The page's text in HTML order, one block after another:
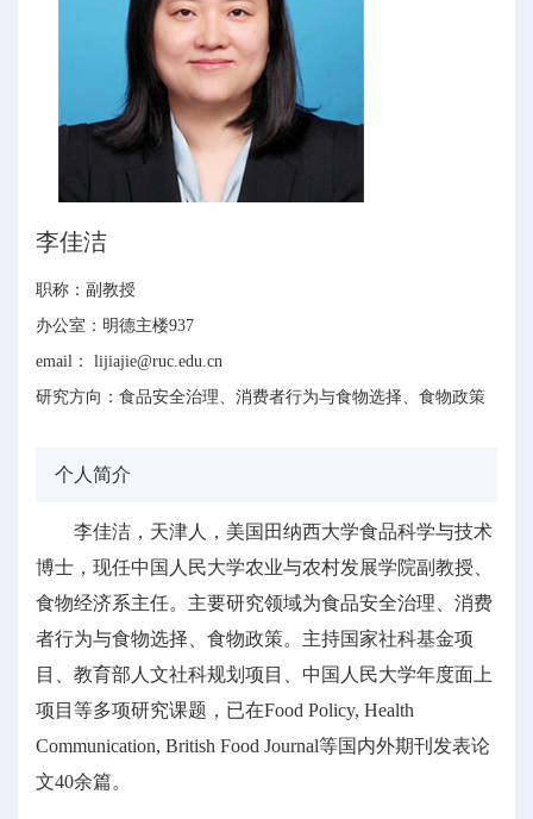
李佳洁
职称：副教授
办公室：明德主楼937
email： lijiajie@ruc.edu.cn
研究方向：食品安全治理、消费者行为与食物选择、食物政策
个人简介
李佳洁，天津人，美国田纳西大学食品科学与技术
博士，现任中国人民大学农业与农村发展学院副教授、
食物经济系主任。主要研究领域为食品安全治理、消费
者行为与食物选择、食物政策。主持国家社科基金项
目、教育部人文社科规划项目、中国人民大学年度面上
项目等多项研究课题，已在Food Policy, Health
Communication, British Food Journal等国内外期刊发表论
文40余篇。